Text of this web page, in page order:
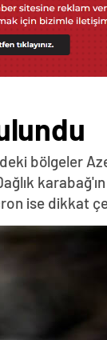
bölgeler
ise dikkat